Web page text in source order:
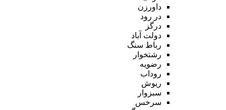
داورزن
در رود
درگز
دولت آباد
رباط سنگ
رشتخوار
رضویه
روداب
ریوش
سبزوار
سرخس